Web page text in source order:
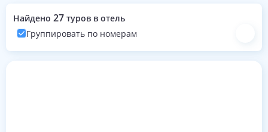
Найдено 27 туров в отель
Группировать по номерам